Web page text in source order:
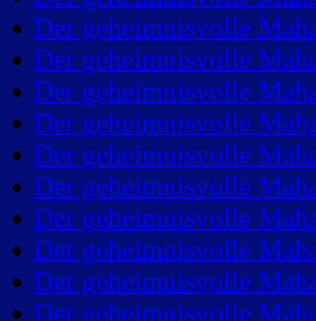
Der geheimnisvolle
Der geheimnisvolle
Der geheimnisvolle
Der geheimnisvolle
Der geheimnisvolle
Der geheimnisvolle
Der geheimnisvolle
Der geheimnisvolle
Der geheimnisvolle
Der geheimnisvolle